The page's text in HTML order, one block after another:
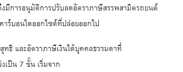
งมีการอนุมัติการปรับลดอัตราภาษีสรรพสามิตรถยนต์
ร์บอนไดออกไซด์ที่ปล่อยออกไป
ทธิ และอัตราภาษีเงินได้บุคคลธรรมดาที่
เป็น 7 ขั้น เริ่มจาก